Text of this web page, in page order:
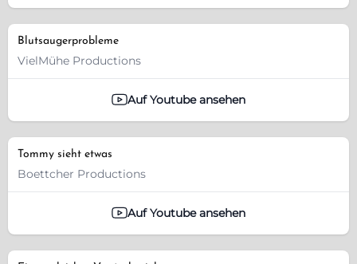
Blutsaugerprobleme
VielMühe Productions
Auf Youtube ansehen
Tommy sieht etwas
Boettcher Productions
Auf Youtube ansehen